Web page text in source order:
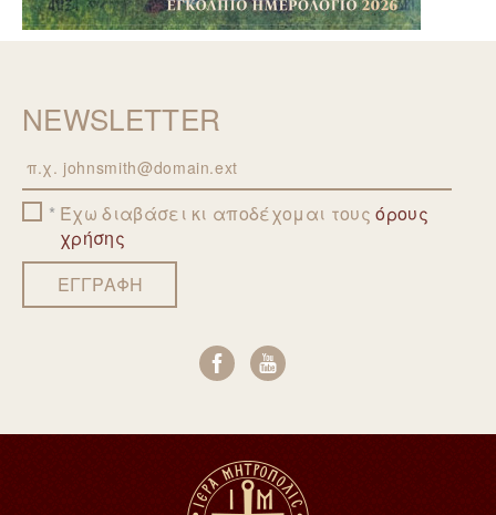
NEWSLETTER
Email Έχω διαβάσει κι αποδέχομαι τουςόρους
χρήσης
ΕΓΓΡΑΦΗ